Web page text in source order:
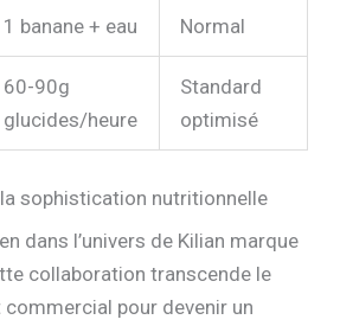
1 banane + eau Normal
60-90g
glucides/heure
Standard
optimisé
la sophistication nutritionnelle
dans l’univers de Kilian marque
collaboration transcende le
pour devenir un